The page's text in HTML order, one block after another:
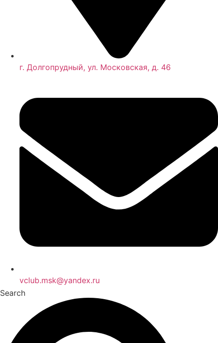
г. Долгопрудный, ул. Московская, д. 46
vclub.msk@yandex.ru
Search